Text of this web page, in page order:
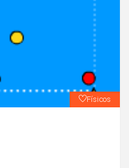
Físicos